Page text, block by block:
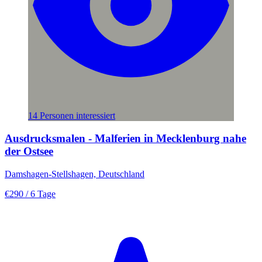
14 Personen interessiert
Ausdrucksmalen - Malferien in Mecklenburg nahe
der Ostsee
Damshagen-Stellshagen, Deutschland
€290 / 6 Tage